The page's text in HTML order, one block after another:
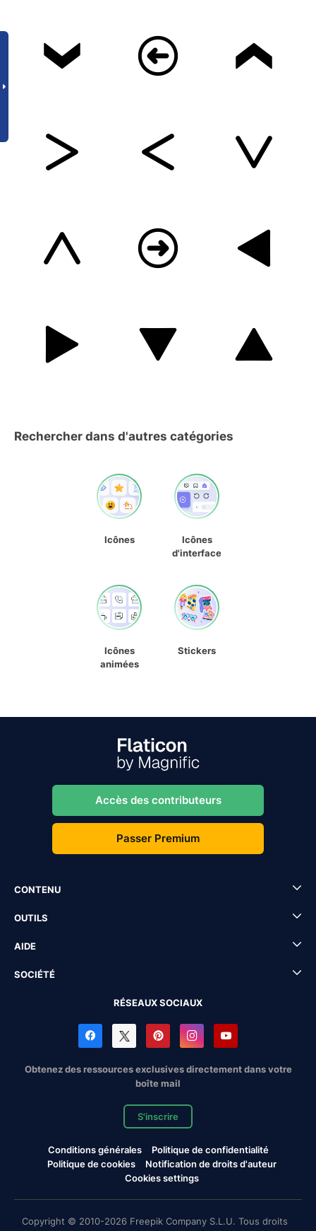
Rechercher dans d'autres catégories
Icônes
Icônes
d'interface
Icônes
animées
Stickers
Accès des contributeurs
Passer Premium
CONTENU
OUTILS
AIDE
SOCIÉTÉ
RÉSEAUX SOCIAUX
Obtenez des ressources exclusives directement dans votre
boîte mail
S'inscrire
Conditions générales
Politique de confidentialité
Politique de cookies
Notification de droits d'auteur
Cookies settings
Copyright © 2010-2026 Freepik Company S.L.U. Tous droits